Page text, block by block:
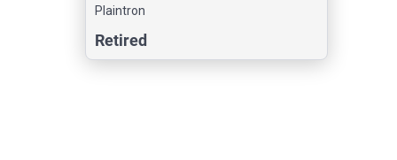
Plaintron
Retired